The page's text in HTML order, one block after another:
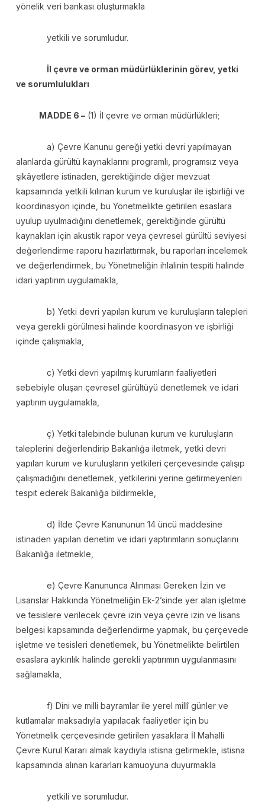
yönelik veri bankası oluşturmakla
yetkili ve sorumludur.
İl çevre ve orman müdürlüklerinin görev, yetki
ve sorumlulukları
MADDE 6 –(1) İl çevre ve orman müdürlükleri;
a) Çevre Kanunu gereği yetki devri yapılmayan
alanlarda gürültü kaynaklarını programlı, programsız veya
şikâyetlere istinaden, gerektiğinde diğer mevzuat
kapsamında yetkili kılınan kurum ve kuruluşlar ile işbirliği ve
koordinasyon içinde, bu Yönetmelikte getirilen esaslara
uyulup uyulmadığını denetlemek, gerektiğinde gürültü
kaynakları için akustik rapor veya çevresel gürültü seviyesi
değerlendirme raporu hazırlattırmak, bu raporları incelemek
ve değerlendirmek, bu Yönetmeliğin ihlalinin tespiti halinde
idari yaptırım uygulamakla,
b) Yetki devri yapılan kurum ve kuruluşların talepleri
veya gerekli görülmesi halinde koordinasyon ve işbirliği
içinde çalışmakla,
c) Yetki devri yapılmış kurumların faaliyetleri
sebebiyle oluşan çevresel gürültüyü denetlemek ve idari
yaptırım uygulamakla,
ç) Yetki talebinde bulunan kurum ve kuruluşların
taleplerini değerlendirip Bakanlığa iletmek, yetki devri
yapılan kurum ve kuruluşların yetkileri çerçevesinde çalışıp
çalışmadığını denetlemek, yetkilerini yerine getirmeyenleri
tespit ederek Bakanlığa bildirmekle,
d) İlde Çevre Kanununun 14 üncü maddesine
istinaden yapılan denetim ve idari yaptırımların sonuçlarını
Bakanlığa iletmekle,
e) Çevre Kanununca Alınması Gereken İzin ve
Lisanslar Hakkında Yönetmeliğin Ek-2’sinde yer alan işletme
ve tesislere verilecek çevre izin veya çevre izin ve lisans
belgesi kapsamında değerlendirme yapmak, bu çerçevede
işletme ve tesisleri denetlemek, bu Yönetmelikte belirtilen
esaslara aykırılık halinde gerekli yaptırımın uygulanmasını
sağlamakla,
f) Dini ve milli bayramlar ile yerel millî günler ve
kutlamalar maksadıyla yapılacak faaliyetler için bu
Yönetmelik çerçevesinde getirilen yasaklara İl Mahalli
Çevre Kurul Kararı almak kaydıyla istisna getirmekle, istisna
kapsamında alınan kararları kamuoyuna duyurmakla
yetkili ve sorumludur.